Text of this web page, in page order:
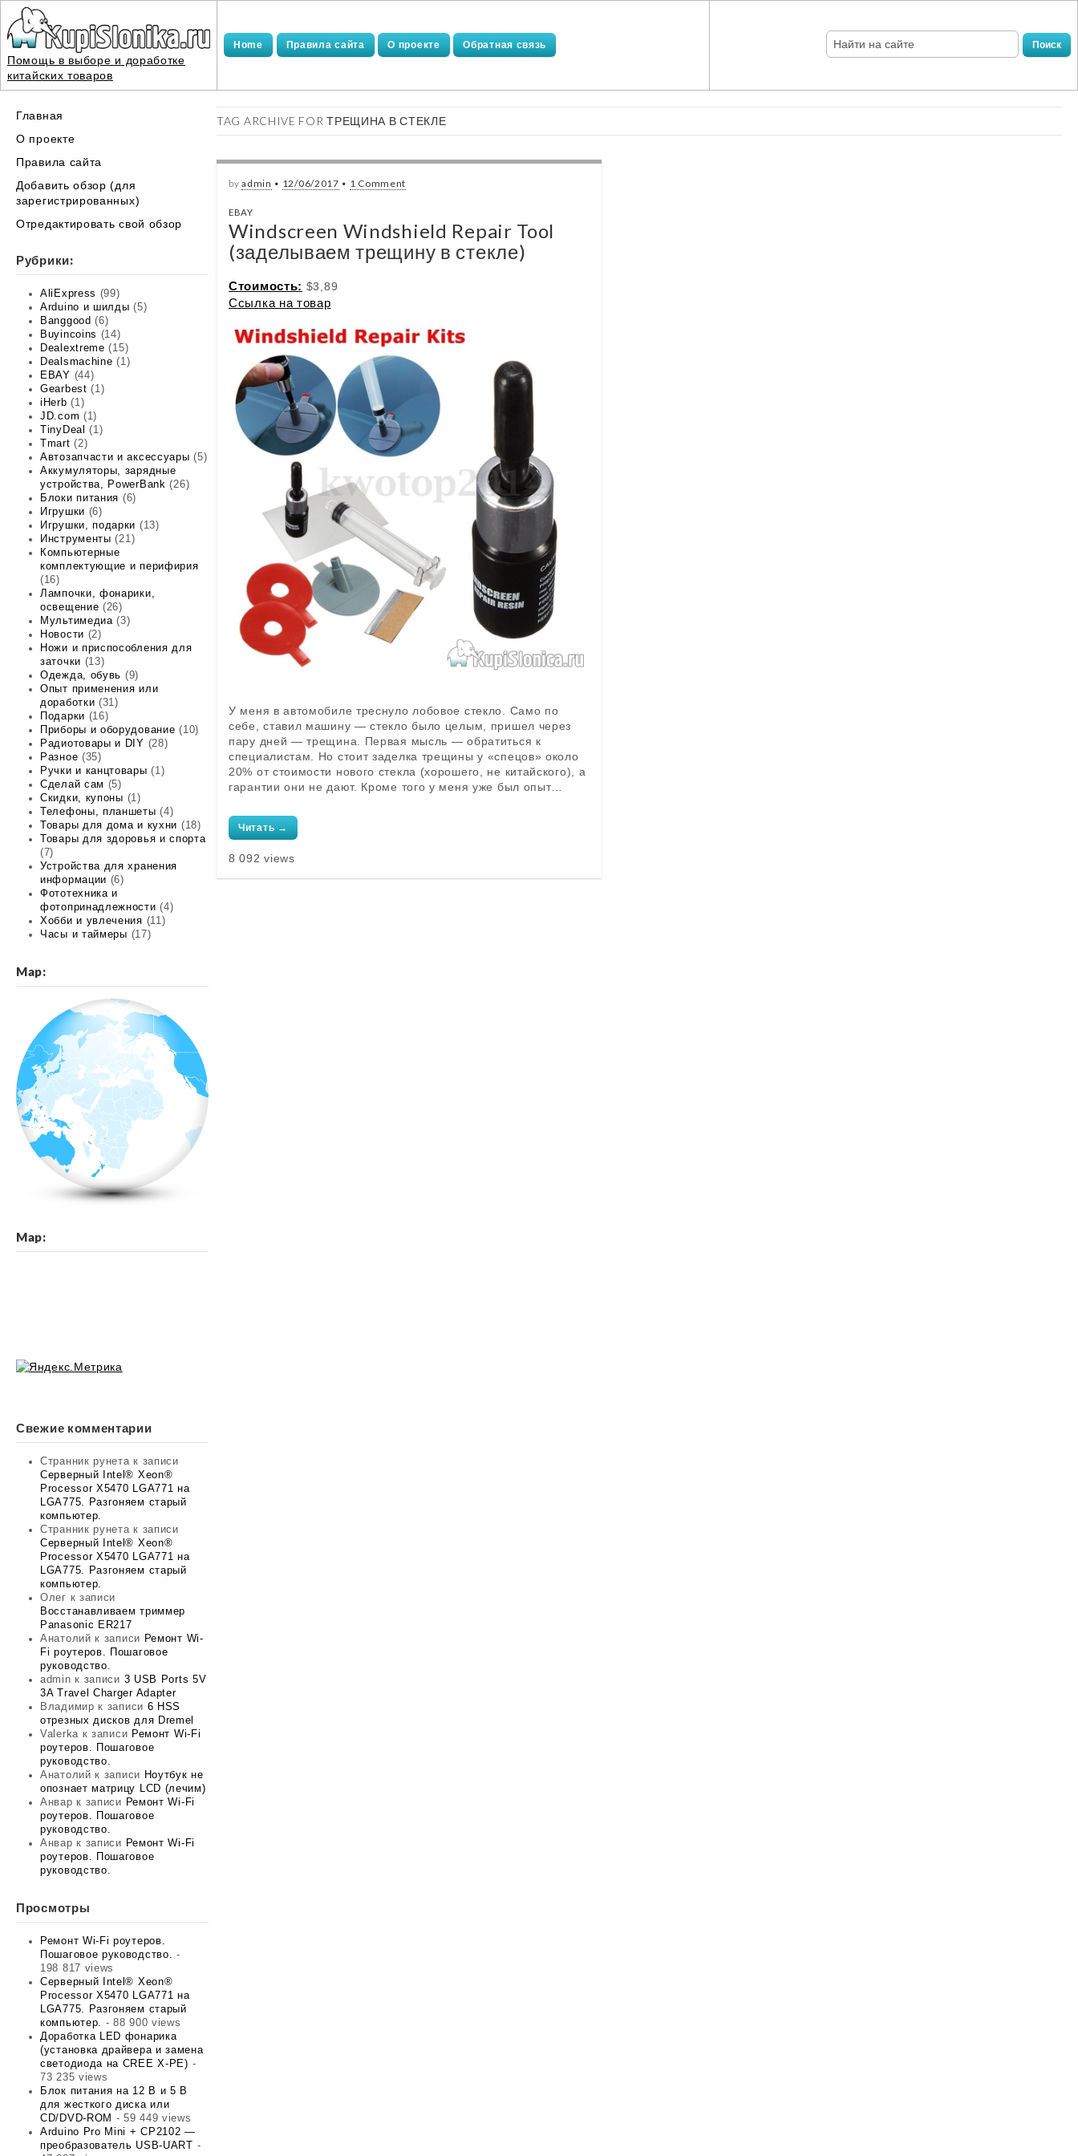
Помощь в выборе и доработке
китайских товаров
Home Правила сайта О проекте Обратная связь
Main
Skip
content
Главная
О проекте
Правила сайта
Добавить обзор (для
зарегистрированных)
Отредактировать свой обзор
Рубрики:
AliExpress (99)
Arduino и шилды (5)
Banggood (6)
Buyincoins (14)
Dealextreme (15)
Dealsmachine (1)
EBAY (44)
Gearbest (1)
iHerb (1)
JD.com (1)
TinyDeal (1)
Tmart (2)
Автозапчасти и аксессуары (5)
Аккумуляторы, зарядные
устройства, PowerBank (26)
Блоки питания (6)
Игрушки (6)
Игрушки, подарки (13)
Инструменты (21)
Компьютерные
комплектующие и перифирия
(16)
Лампочки, фонарики,
освещение (26)
Мультимедиа(3)
Новости (2)
Ножи и приспособления для
заточки (13)
Одежда, обувь (9)
Опыт применения или
доработки (31)
Подарки (16)
Приборы и оборудование (10)
Радиотовары и DIY (28)
Разное (35)
Ручки и канцтовары (1)
Сделай сам (5)
Скидки, купоны (1)
Телефоны, планшеты (4)
Товары для дома и кухни (18)
Товары для здоровья и спорта
(7)
Устройства для хранения
информации (6)
Фототехника и
фотопринадлежности (4)
Хобби и увлечения (11)
Часы и таймеры (17)
Map:
Map:
Свежие комментарии
Странник рунетак записи
Серверный Intel® Xeon®
Processor X5470 LGA771 на
LGA775. Разгоняем старый
компьютер.
Странник рунетак записи
Серверный Intel® Xeon®
Processor X5470 LGA771 на
LGA775. Разгоняем старый
компьютер.
Олег к записи
Восстанавливаем триммер
Panasonic ER217
Анатолий к записи Ремонт Wi-
Fi роутеров. Пошаговое
руководство.
admin к записи 3 USB Ports 5V
3A Travel Charger Adapter
Владимир к записи 6 HSS
отрезных дисков для Dremel
Valerkaк записи Ремонт Wi-Fi
роутеров. Пошаговое
руководство.
Анатолий к записи Ноутбук не
опознает матрицу LCD (лечим)
Анвар к записи Ремонт Wi-Fi
роутеров. Пошаговое
руководство.
Анвар к записи Ремонт Wi-Fi
роутеров. Пошаговое
руководство.
Просмотры
Ремонт Wi-Fi роутеров.
Пошаговое руководство. -
198 817 views
Серверный Intel® Xeon®
Processor X5470 LGA771 на
LGA775. Разгоняем старый
компьютер. - 88 900 views
Доработка LED фонарика
(установка драйвера и замена
светодиода на CREE X-PE) -
73 235 views
Блок питания на 12 В и 5 В
для жесткого диска или
CD/DVD-ROM - 59 449 views
Arduino Pro Mini + CP2102 —
преобразователь USB-UART
-
TAG ARCHIVE FOR ТРЕЩИНА В СТЕКЛЕ
byadmin • 12/06/2017 • 1 Comment
EBAY
Windscreen Windshield Repair Tool
(заделываем трещину в стекле)
Стоимость: $3,89
Ссылка на товар
У меня в автомобиле треснуло лобовое стекло. Само по
себе, ставил машину — стекло было целым, пришел через
пару дней — трещина. Первая мысль — обратиться к
специалистам. Но стоит заделка трещины у «спецов» около
20% от стоимости нового стекла (хорошего, не китайского), а
гарантии они не дают. Кроме того у меня уже был опыт…
Читать →
8 092 views